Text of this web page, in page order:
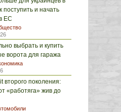
поступить и начать
ЕС
выбрать и купить
ворота для гаража
второго поколения:
«работяга» жив до